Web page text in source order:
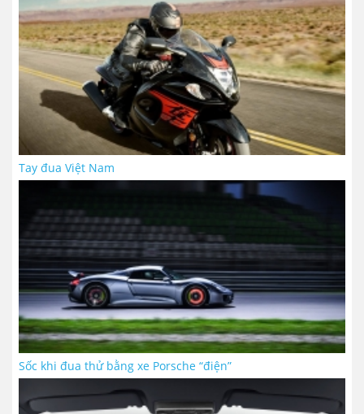
Tay đua Việt Nam
Sốc khi đua thử bằng xe Porsche “điện”